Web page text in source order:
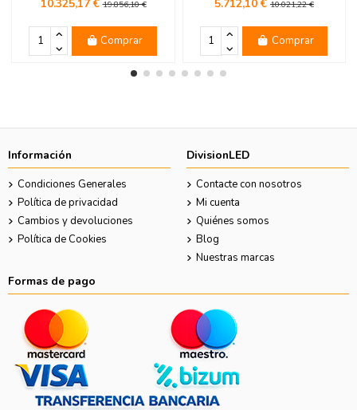
10.325,17 €19.856,10 €
Comprar
5.712,10 € 10.021,22 €
Comprar
Información
Condiciones Generales
Política de privacidad
Cambios y devoluciones
Política de Cookies
DivisionLED
Contacte con nosotros
Mi cuenta
Quiénes somos
Blog
Nuestras marcas
Formas de pago